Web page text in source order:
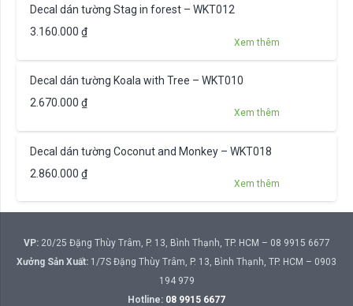
Decal dán tường Stag in forest – WKT012
3.160.000 ₫
Xem thêm
Decal dán tường Koala with Tree – WKT010
2.670.000 ₫
Xem thêm
Decal dán tường Coconut and Monkey – WKT018
2.860.000 ₫
Xem thêm
VP:20/25 Đặng Thùy Trâm, P. 13, Bình Thạnh, TP. HCM – 08 9915 6677
Xưởng Sản Xuất: 1/7S Đặng Thùy Trâm, P. 13, Bình Thạnh, TP. HCM – 0903
194 979
Hotline: 08 9915 6677